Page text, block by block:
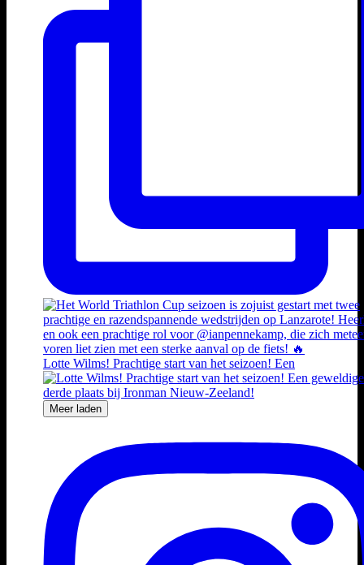
Lotte Wilms! Prachtige start van het seizoen! Een
Meer laden